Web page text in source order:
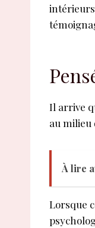
Il arrive
au milieu
À lire
Lorsque